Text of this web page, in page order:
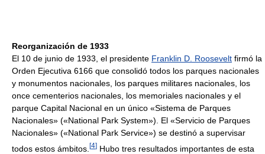
Reorganización de 1933
El 10 de junio de 1933, el presidente Franklin D. Roosevelt firmó la
Orden Ejecutiva 6166 que consolidó todos los parques nacionales
y monumentos nacionales, los parques militares nacionales, los
once cementerios nacionales, los memoriales nacionales y el
parque Capital Nacional en un único «Sistema de Parques
Nacionales» («National Park System»). El «Servicio de Parques
Nacionales» («National Park Service») se destinó a supervisar
todos estos ámbitos. [4] Hubo tres resultados importantes de esta